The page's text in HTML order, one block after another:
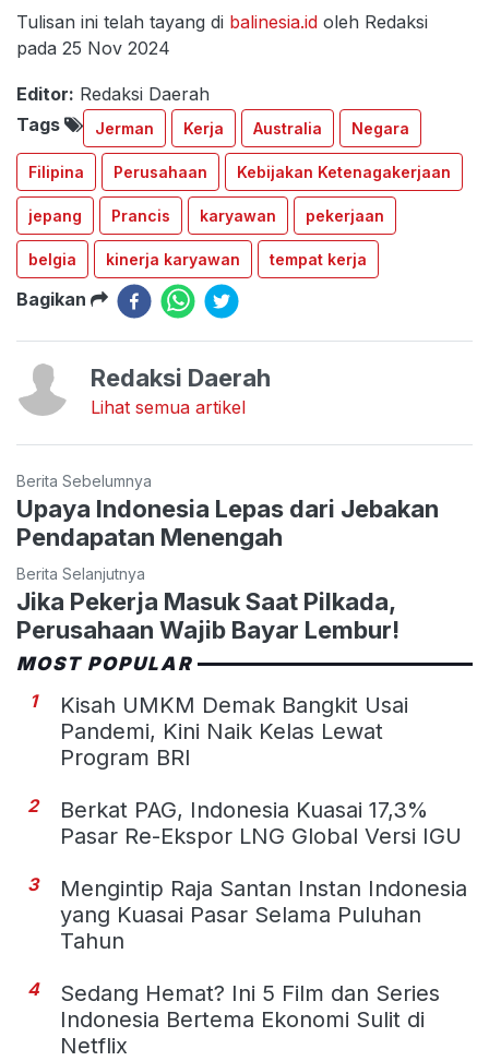
Tulisan ini telah tayang di balinesia.id oleh Redaksi
pada 25 Nov 2024
Editor: Redaksi Daerah
Tags
Jerman Kerja Australia Negara
Filipina Perusahaan Kebijakan Ketenagakerjaan
jepang Prancis karyawan pekerjaan
belgia kinerja karyawan tempat kerja
Bagikan
Redaksi Daerah
Lihat semua artikel
Berita Sebelumnya
Upaya Indonesia Lepas dari Jebakan
Pendapatan Menengah
Berita Selanjutnya
Jika Pekerja Masuk Saat Pilkada,
Perusahaan Wajib Bayar Lembur!
MOST POPULAR
1
Kisah UMKM Demak Bangkit Usai
Pandemi, Kini Naik Kelas Lewat
Program BRI
2
Berkat PAG, Indonesia Kuasai 17,3%
Pasar Re-Ekspor LNG Global Versi IGU
3
Mengintip Raja Santan Instan Indonesia
yang Kuasai Pasar Selama Puluhan
Tahun
4
Sedang Hemat? Ini 5 Film dan Series
Indonesia Bertema Ekonomi Sulit di
Netflix